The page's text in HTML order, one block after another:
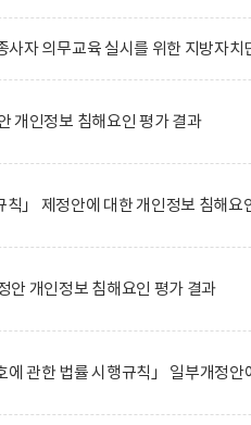
사자 의무교육 실시를 위한 지방자치
개인정보 침해요인 평가 결과
칙」 제정안에 대한 개인정보 침해요
안 개인정보 침해요인 평가 결과
에 관한 법률 시행규칙」 일부개정